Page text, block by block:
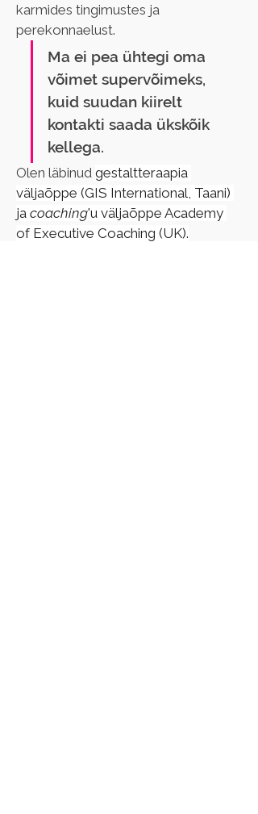
karmides tingimustes ja
perekonnaelust.
Ma ei pea ühtegi oma
võimet supervõimeks,
kuid suudan kiirelt
kontakti saada ükskõik
kellega.
Olen läbinud gestaltteraapia
väljaõppe (GIS International, Taani)
ja coaching'u väljaõppe Academy
of Executive Coaching (UK).